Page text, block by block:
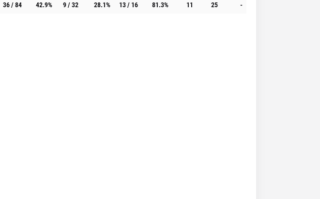
36 / 84 42.9% 9 / 32 28.1% 13 / 16 81.3% 11 25 -